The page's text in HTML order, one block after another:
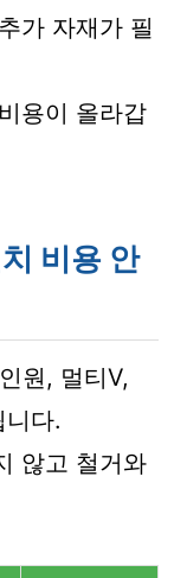
가 자재가 필
용이 올라갑
비용 안
원, 멀티V,
다.
않고 철거와